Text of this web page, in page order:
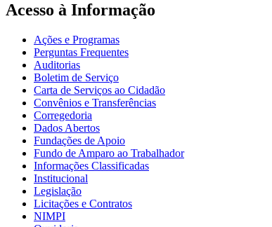
Acesso à Informação
Ações e Programas
Perguntas Frequentes
Auditorias
Boletim de Serviço
Carta de Serviços ao Cidadão
Convênios e Transferências
Corregedoria
Dados Abertos
Fundações de Apoio
Fundo de Amparo ao Trabalhador
Informações Classificadas
Institucional
Legislação
Licitações e Contratos
NIMPI